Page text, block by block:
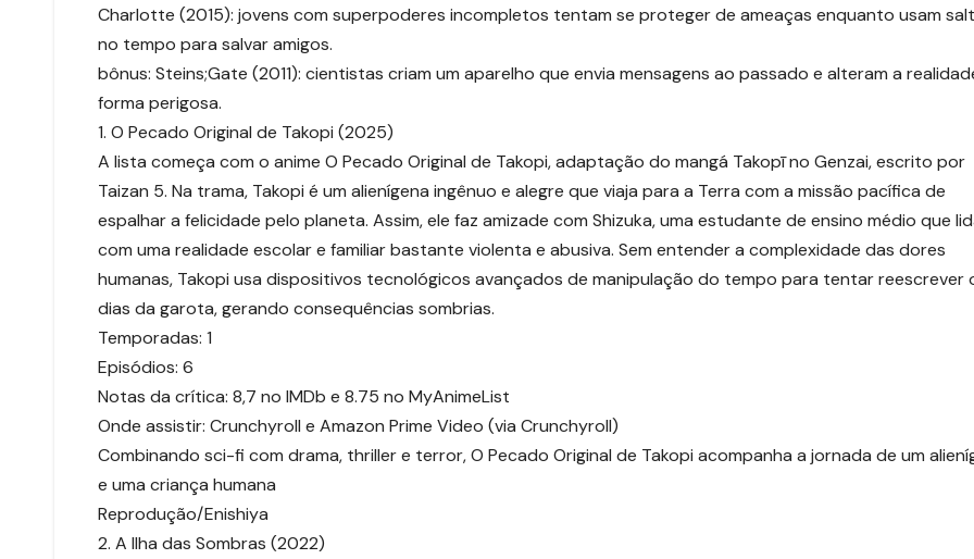
Charlotte (2015): jovens com superpoderes incompletos tentam se proteger de ameaças enquanto usam
no tempo para salvar amigos.
bônus: Steins;Gate (2011): cientistas criam um aparelho que envia mensagens ao passado e alteram a
forma perigosa.
1. O Pecado Original de Takopi (2025)
A lista começa com o anime O Pecado Original de Takopi, adaptação do mangá Takopī no Genzai, escrito por
Taizan 5. Na trama, Takopi é um alienígena ingênuo e alegre que viaja para a Terra com a missão pacífica de
espalhar a felicidade pelo planeta. Assim, ele faz amizade com Shizuka, uma estudante de ensino médio que
com uma realidade escolar e familiar bastante violenta e abusiva. Sem entender a complexidade das dores
humanas, Takopi usa dispositivos tecnológicos avançados de manipulação do tempo para tentar reescrever
dias da garota, gerando consequências sombrias.
Temporadas: 1
Episódios: 6
Notas da crítica: 8,7 no IMDb e 8.75 no MyAnimeList
Onde assistir: Crunchyroll e Amazon Prime Video (via Crunchyroll)
Combinando sci-fi com drama, thriller e terror, O Pecado Original de Takopi acompanha a jornada de um
e uma criança humana
Reprodução/Enishiya
2. A Ilha das Sombras (2022)